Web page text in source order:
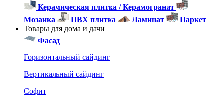
Керамическая плитка / Керамогранит
Мозаика
ПВХ плитка Ламинат
Паркет
Товары для дома и дачи
Фасад
Горизонтальный сайдинг
Вертикальный сайдинг
Софит